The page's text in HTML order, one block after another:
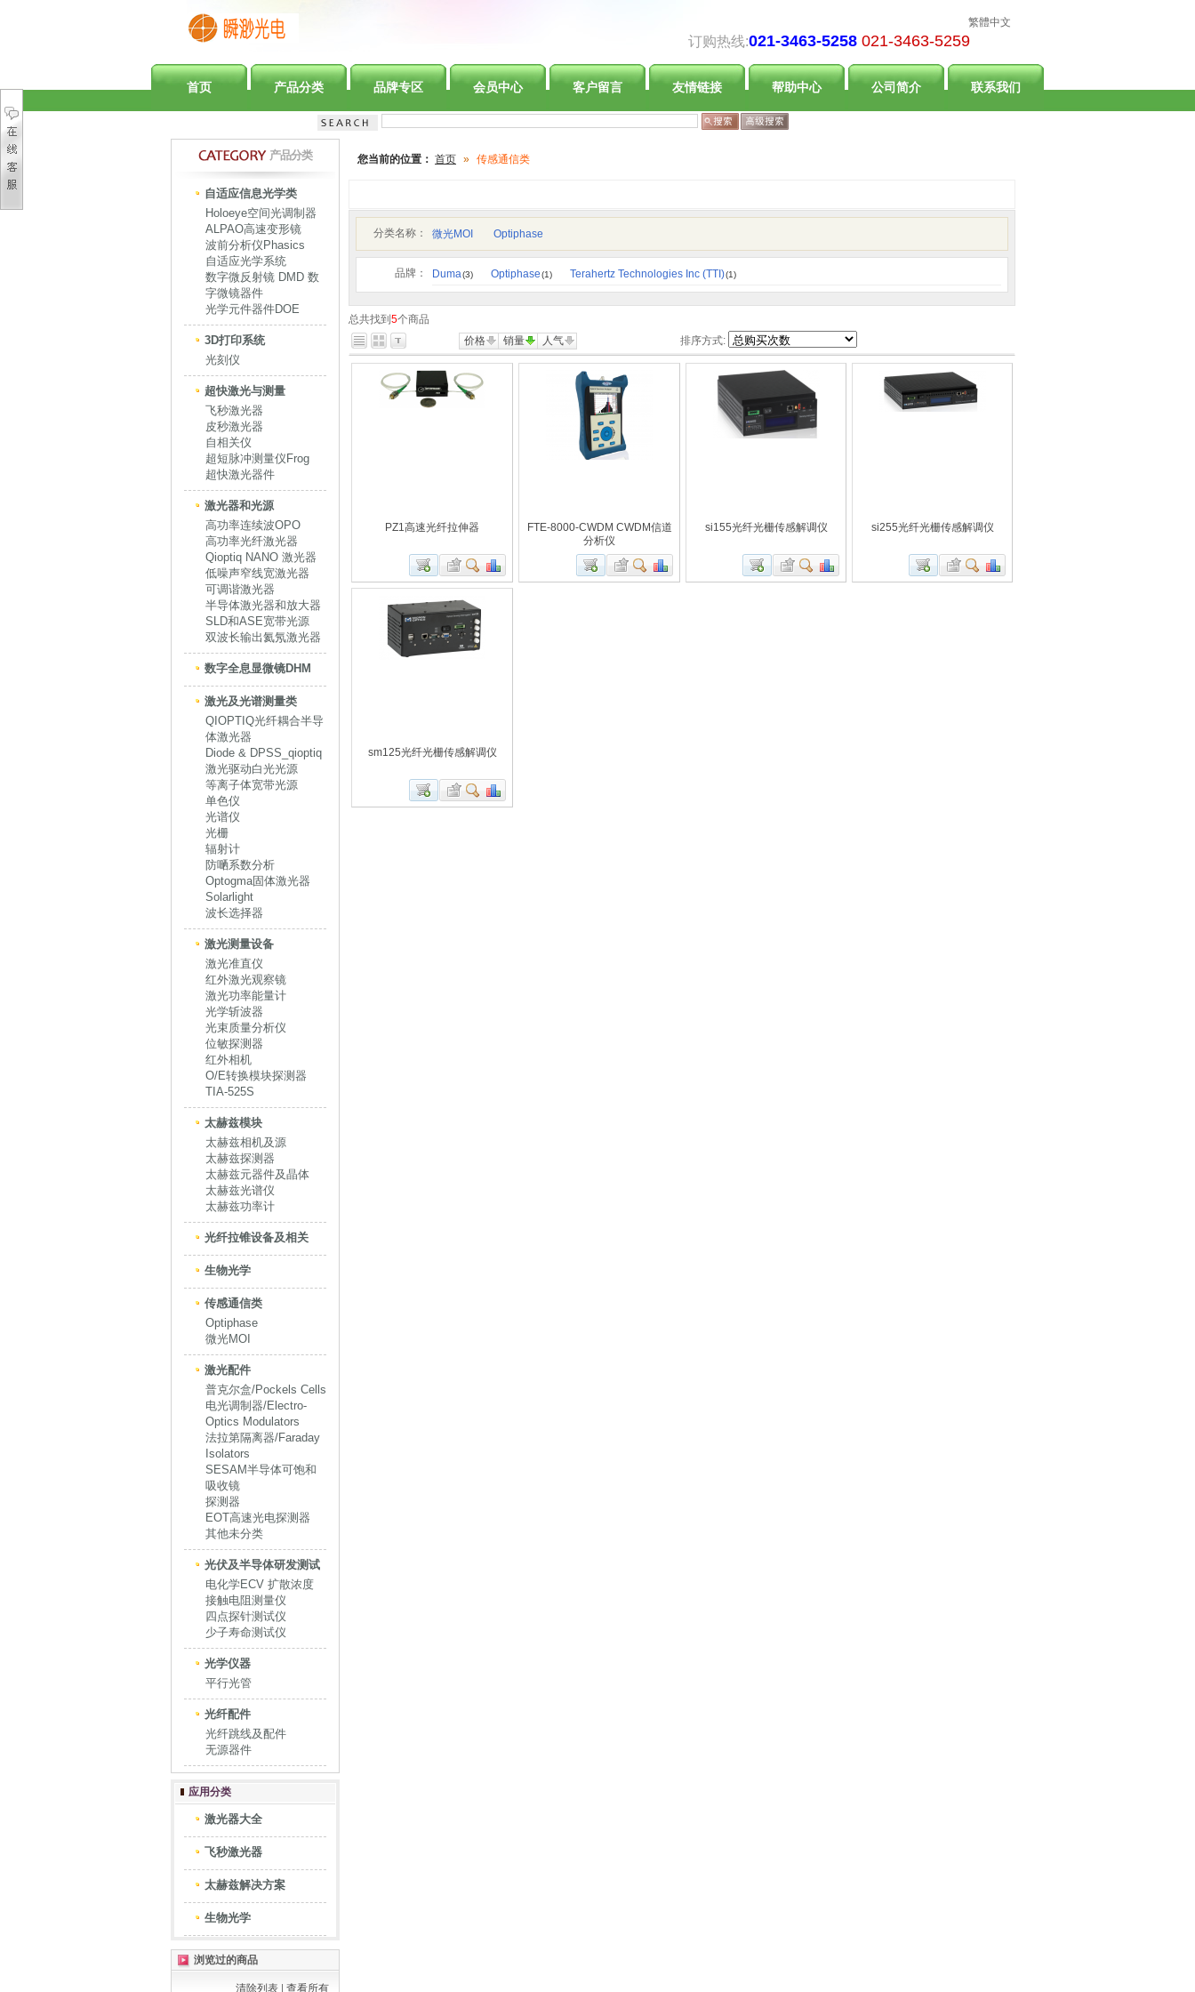
繁體中文
订购热线:021-3463-5258 021-3463-5259
首页 产品分类 品牌专区 会员中心 客户留言 友情链接 帮助中心 公司简介 联系我们
产品分类
自适应信息光学类
Holoeye空间光调制器
ALPAO高速变形镜
波前分析仪Phasics
自适应光学系统
数字微反射镜 DMD 数
字微镜器件
光学元件器件DOE
3D打印系统
光刻仪
超快激光与测量
飞秒激光器
皮秒激光器
自相关仪
超短脉冲测量仪Frog
超快激光器件
激光器和光源
高功率连续波OPO
高功率光纤激光器
Qioptiq NANO 激光器
低噪声窄线宽激光器
可调谐激光器
半导体激光器和放大器
SLD和ASE宽带光源
双波长输出氦氖激光器
数字全息显微镜DHM
激光及光谱测量类
QIOPTIQ光纤耦合半导
体激光器
Diode & DPSS_qioptiq
激光驱动白光光源
等离子体宽带光源
单色仪
光谱仪
光栅
辐射计
防嗮系数分析
Optogma固体激光器
Solarlight
波长选择器
激光测量设备
激光准直仪
红外激光观察镜
激光功率能量计
光学斩波器
光束质量分析仪
位敏探测器
红外相机
O/E转换模块探测器
TIA-525S
太赫兹模块
太赫兹相机及源
太赫兹探测器
太赫兹元器件及晶体
太赫兹光谱仪
太赫兹功率计
光纤拉锥设备及相关
生物光学
传感通信类
Optiphase
微光MOI
激光配件
普克尔盒/Pockels Cells
电光调制器/Electro-
Optics Modulators
法拉第隔离器/Faraday
Isolators
SESAM半导体可饱和
吸收镜
探测器
EOT高速光电探测器
其他未分类
光伏及半导体研发测试
电化学ECV 扩散浓度
接触电阻测量仪
四点探针测试仪
少子寿命测试仪
光学仪器
平行光管
光纤配件
光纤跳线及配件
无源器件
应用分类
激光器大全
飞秒激光器
太赫兹解决方案
生物光学
浏览过的商品
清除列表 查看所有
您当前的位置： 首页 » 传感通信类
分类名称： 微光MOI Optiphase
品牌： Duma(3) Optiphase(1) Terahertz Technologies Inc (TTI)(1)
总共找到 5个商品
价格
销量 人气 排序方式:
PZ1高速光纤拉伸器
FTE-8000-CWDM CWDM信道
分析仪
si155光纤光栅传感解调仪 si255光纤光栅传感解调仪
sm125光纤光栅传感解调仪